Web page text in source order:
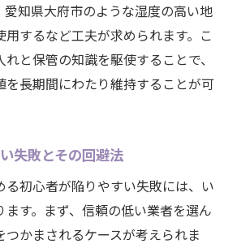
知県大府市のような湿度の高い地
するなど工夫が求められます。こ
と保管の知識を駆使することで、
を長期間にわたり維持することが可
失敗とその回避法
る初心者が陥りやすい失敗には、い
ます。まず、信頼の低い業者を選ん
つかまされるケースが考えられま